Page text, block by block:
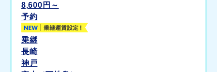
8,600 円～
予約
乗継
長崎
神戸